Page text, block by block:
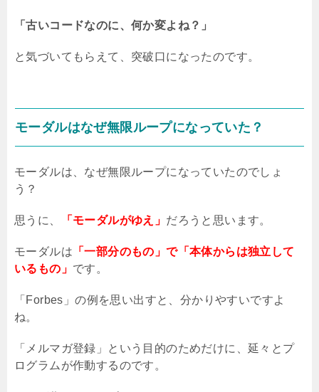
「古いコードなのに、何か変よね？」
と気づいてもらえて、突破口になったのです。
モーダルはなぜ無限ループになっていた？
モーダルは、なぜ無限ループになっていたのでしょ
う？
思うに、 「モーダルがゆえ」 だろうと思います。
モーダルは 「一部分のもの」で「本体からは独立して
いるもの」 です。
「Forbes」の例を思い出すと、分かりやすいですよ
ね。
「メルマガ登録」という目的のためだけに、延々とプ
ログラムが作動するのです。